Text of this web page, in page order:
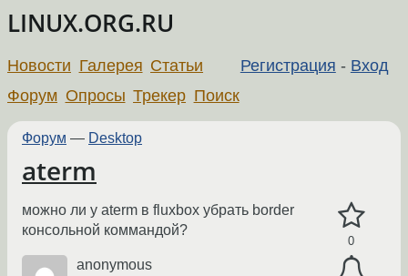
LINUX.ORG.RU
Регистрация - Вход
Новости Галерея Статьи
Форум Опросы Трекер Поиск
Форум — Desktop
aterm
0
можно ли у aterm в fluxbox убрать border
консольной коммандой?
anonymous